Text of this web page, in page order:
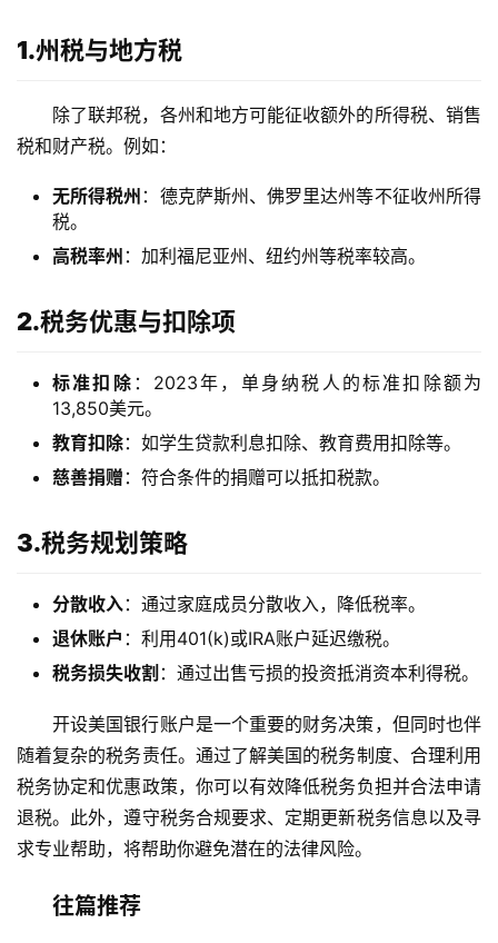
伙
伴
1.州税与地方税
除了联邦税，各州和地方可能征收额外的所得税、销售
税和财产税。例如：
无所得税州 ：德克萨斯州、佛罗里达州等不征收州所得
税。
高税率州 ：加利福尼亚州、纽约州等税率较高。
2.税务优惠与扣除项
标准扣除 ：2023年，单身纳税人的标准扣除额为
13,850美元。
教育扣除：如学生贷款利息扣除、教育费用扣除等。
慈善捐赠 ：符合条件的捐赠可以抵扣税款。
3.税务规划策略
分散收入：通过家庭成员分散收入，降低税率。
退休账户 ：利用401(k)或IRA账户延迟缴税。
税务损失收割 ：通过出售亏损的投资抵消资本利得税。
开设美国银行账户是一个重要的财务决策，但同时也伴
随着复杂的税务责任。通过了解美国的税务制度、合理利用
税务协定和优惠政策，你可以有效降低税务负担并合法申请
退税。此外，遵守税务合规要求、定期更新税务信息以及寻
求专业帮助，将帮助你避免潜在的法律风险。
往篇推荐